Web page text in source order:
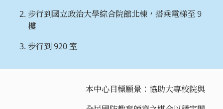
步行到國立政治大學綜合院館北棟，搭乘電梯至 9
樓
步行到 920 室
本中心目標願景：協助大專校院與